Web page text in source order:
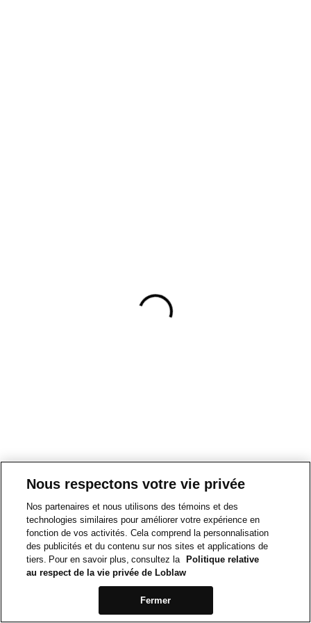
Nous respectons votre vie privée
Nos partenaires et nous utilisons des témoins et des
technologies similaires pour améliorer votre expérience en
fonction de vos activités. Cela comprend la personnalisation
des publicités et du contenu sur nos sites et applications de
tiers. Pour en savoir plus, consultez la
Politique relative
au respect de la vie privée de Loblaw
Fermer